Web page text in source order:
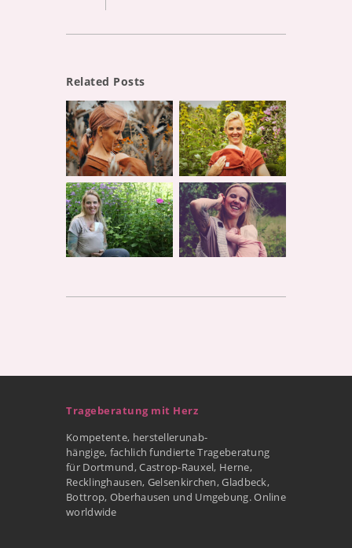
Related Posts
Trageberatung mit Herz
Kompetente, herstellerunab-
hängige, fachlich fundierte Trageberatung
für Dortmund, Castrop-Rauxel, Herne,
Recklinghausen, Gelsenkirchen, Gladbeck,
Bottrop, Oberhausen und Umgebung. Online
worldwide